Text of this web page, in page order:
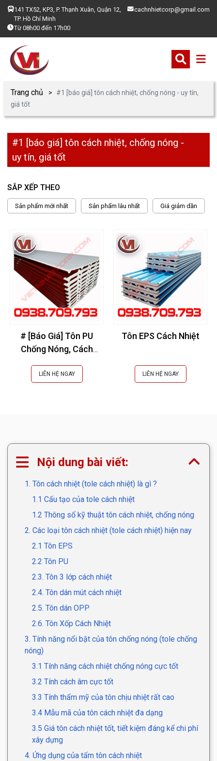
141 TX52, KP3, P. Thạnh Xuân, Quận 12,
TP. Hồ Chí Minh
Từ 08h00 đến 17h00
cachnhietcorp@gmail.com
Trang chủ
#1 [báo giá] tôn cách nhiệt, chống nóng - uy tín,
giá tốt
#1 [báo giá] tôn cách nhiệt, chống nóng -
uy tín, giá tốt
SẮP XẾP THEO
Sản phẩm mới nhất Sản phẩm lâu nhất Giá giảm dần
# [Báo Giá] Tôn PU
Chống Nóng, Cách
Tốt
LIÊN HỆ NGAY
Tôn EPS Cách Nhiệt
LIÊN HỆ NGAY
Nội dung bài viết:
1. Tôn cách nhiệt (tole cách nhiệt) là gì ?
1.1 Cấu tạo của tole cách nhiệt
1.2 Thông số kỹ thuật tôn cách nhiệt, chống nóng
2. Các loại tôn cách nhiệt (tole cách nhiệt) hiện nay
2.1 Tôn EPS
2.2 Tôn PU
2.3. Tôn 3 lớp cách nhiệt
2.4. Tôn dán mút cách nhiệt
2.5. Tôn dán OPP
2.6. Tôn Xốp Cách Nhiệt
3. Tính năng nổi bật của tôn chống nóng (tole chống
nóng)
3.1 Tính năng cách nhiệt chống nóng cực tốt
3.2 Tính cách âm cực tốt
3.3 Tính thẩm mỹ của tôn chịu nhiệt rất cao
3.4 Mẫu mã của tôn cách nhiệt đa dạng
3.5 Giá tôn cách nhiệt tốt, tiết kiệm đáng kể chi phí
xây dựng
4. Ứng dụng của tấm tôn cách nhiệt